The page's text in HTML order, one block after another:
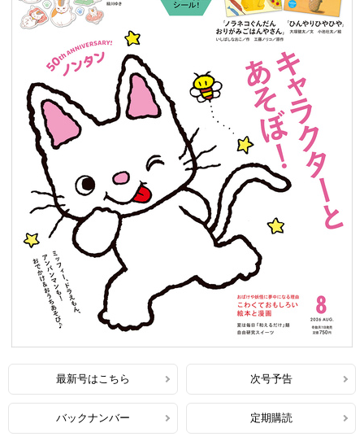
最新号はこちら 次号予告
バックナンバー 定期購読